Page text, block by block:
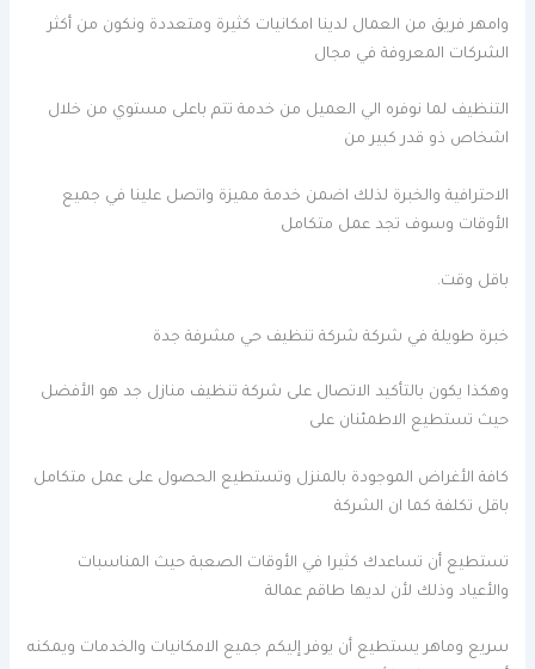
وامهر فريق من العمال لدينا امكانيات كثيرة ومتعددة ونكون من أكثر
الشركات المعروفة في مجال
التنظيف لما نوفره الي العميل من خدمة تتم باعلى مستوي من خلال
اشخاص ذو قدر كبير من
الاحترافية والخبرة لذلك اضمن خدمة مميزة واتصل علينا في جميع
الأوقات وسوف تجد عمل متكامل
باقل وقت.
خبرة طويلة في شركة شركة تنظيف حي مشرفة جدة
وهكذا يكون بالتأكيد الاتصال على شركة تنظيف منازل جد هو الأفضل
حيث تستطيع الاطمئنان على
كافة الأغراض الموجودة بالمنزل وتستطيع الحصول على عمل متكامل
باقل تكلفة كما ان الشركة
تستطيع أن تساعدك كثيرا في الأوقات الصعبة حيث المناسبات
والأعياد وذلك لأن لديها طاقم عمالة
سريع وماهر يستطيع أن يوفر إليكم جميع الامكانيات والخدمات ويمكنه